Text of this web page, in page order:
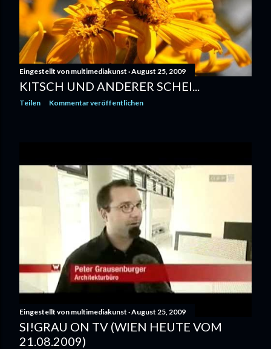
Eingestellt von multimediakunst August 25, 2009
KITSCH UND ANDERER SCHEI...
Teilen Kommentar veröffentlichen
Eingestellt von multimediakunst August 25, 2009
SI!GRAU ON TV (WIEN HEUTE VOM
21.08.2009)